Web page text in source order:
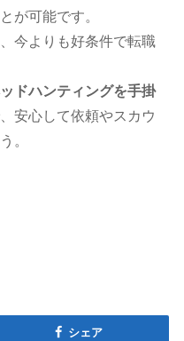
が可能です。
今よりも好条件で転職
ドハンティングを手掛
安心して依頼やスカウ
。
シェア